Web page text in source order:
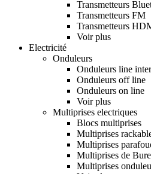
Transmetteurs
Transmetteurs FM
Transmetteurs
Voir plus
Electricité
Onduleurs
Onduleurs line
Onduleurs off line
Onduleurs on line
Voir plus
Multiprises electriques
Blocs multiprises
Multiprises
Multiprises
Multiprises de
Multiprises